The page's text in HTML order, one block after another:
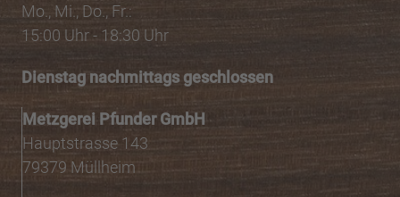
Mo., Mi., Do., Fr.:
15:00 Uhr - 18:30 Uhr
Dienstag nachmittags geschlossen
Metzgerei Pfunder GmbH
Hauptstrasse 143
79379 Müllheim